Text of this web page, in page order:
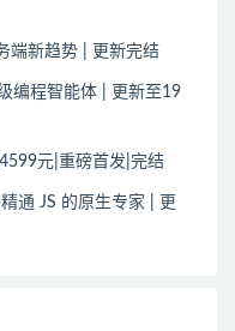
端新趋势 | 更新完结
编程智能体 | 更新至19
元|重磅首发|完结
通 JS 的原生专家 | 更